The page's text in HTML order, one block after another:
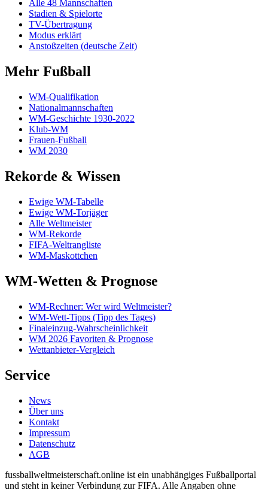
Alle 48 Mannschaften
Stadien & Spielorte
TV-Übertragung
Modus erklärt
Anstoßzeiten (deutsche Zeit)
Mehr Fußball
WM-Qualifikation
Nationalmannschaften
WM-Geschichte 1930-2022
Klub-WM
Frauen-Fußball
WM 2030
Rekorde & Wissen
Ewige WM-Tabelle
Ewige WM-Torjäger
Alle Weltmeister
WM-Rekorde
FIFA-Weltrangliste
WM-Maskottchen
WM-Wetten & Prognose
WM-Rechner: Wer wird Weltmeister?
WM-Wett-Tipps (Tipp des Tages)
Finaleinzug-Wahrscheinlichkeit
WM 2026 Favoriten & Prognose
Wettanbieter-Vergleich
Service
News
Über uns
Kontakt
Impressum
Datenschutz
AGB
fussballweltmeisterschaft.online ist ein unabhängiges Fußballportal
und steht in keiner Verbindung zur FIFA. Alle Angaben ohne